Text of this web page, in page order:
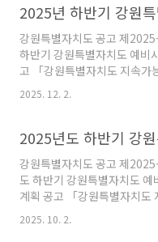
2026/06/157월 발표예정국
형)2026/04/142026/04/15
월 발표예정환경부(환경형)
등가족형)2026/05/
2026/06/017월 발표예정산
형)2026/04/132026/04/13
월 발표예정문화..
강원특별자치도 공고 제
하반기 강원특별자치도 예비
고 「강원특별자치도 지속가
관한 조례」 제14조 및 같은
조에 따라 2025년 하반기 강
2025. 11. 27.강 원 특 별 자
12-
2025. 12. 2.
강원특별자치도 공고 제
도 하반기 강원특별자치도 예
계획 공고 「강원특별자치도
지원에 관한 조례」제14조 및
「2025년 사회적기업 인증 업
2025. 10. 2.